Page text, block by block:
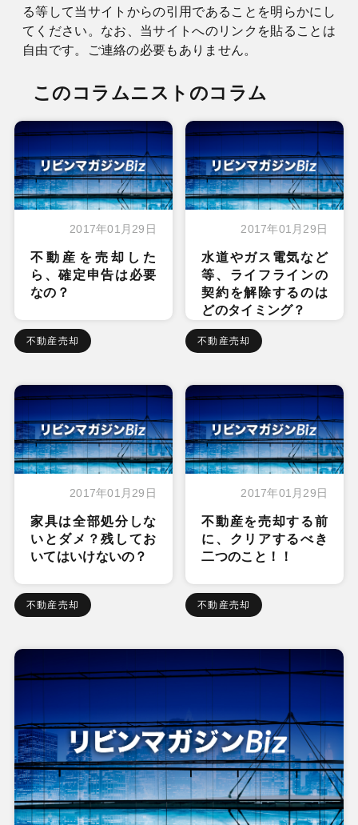
る等して当サイトからの引用であることを明らかにし
てください。なお、当サイトへのリンクを貼ることは
自由です。ご連絡の必要もありません。
このコラムニストのコラム
2017年01月29日
不動産を売却した
ら、確定申告は必要
なの？
不動産売却
2017年01月29日
水道やガス電気など
等、ライフラインの
契約を解除するのは
どのタイミング？
不動産売却
2017年01月29日
家具は全部処分しな
いとダメ？残してお
いてはいけないの？
不動産売却
2017年01月29日
不動産を売却する前
に、クリアするべき
二つのこと！！
不動産売却